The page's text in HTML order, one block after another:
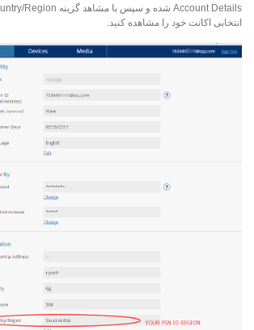
انتخابی اکانت خود را مشاهده کنید.